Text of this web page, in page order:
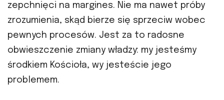
zepchnięci na margines. Nie ma nawet próby
zrozumienia, skąd bierze się sprzeciw wobec
pewnych procesów. Jest za to radosne
obwieszczenie zmiany władzy: my jesteśmy
środkiem Kościoła, wy jesteście jego
problemem.